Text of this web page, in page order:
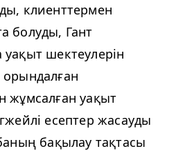
клиенттермен
болуды, Гант
шектеулерін
жұмсалған уақыт
есептер жасауды
бақылау тақтасы